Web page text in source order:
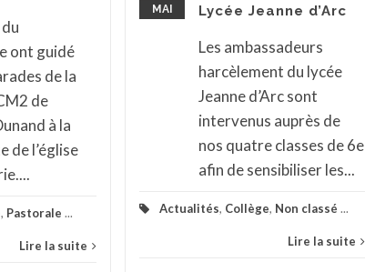
ont guidé
de la
de
à la
de l’église
, Pastorale ...
Lire la suite
MAI
Lycée Jeanne d’Arc
Les ambassadeurs
harcèlement du lycée
Jeanne d’Arc sont
intervenus auprès de
nos quatre classes de 6e
afin de sensibiliser les...
Actualités, Collège, Non classé ...
Lire la suite